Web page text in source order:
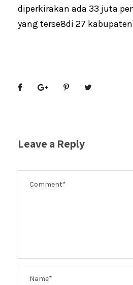
diperkirakan ada 33 juta
yang terse8di 27
Leave a Reply